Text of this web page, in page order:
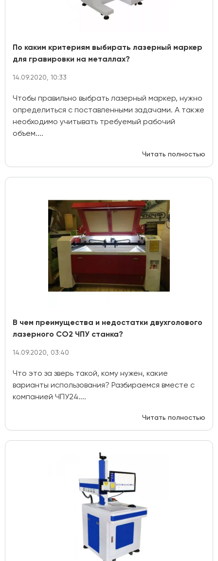
По каким критериям выбирать лазерный маркер
для гравировки на металлах?
14.09.2020, 10:33
Чтобы правильно выбрать лазерный маркер, нужно
определиться с поставленными задачами. А также
необходимо учитывать требуемый рабочий
объем....
Читать полностью
В чем преимущества и недостатки двухголового
лазерного СО2 ЧПУ станка?
14.09.2020, 03:40
Что это за зверь такой, кому нужен, какие
варианты использования? Разбираемся вместе с
компанией ЧПУ24....
Читать полностью